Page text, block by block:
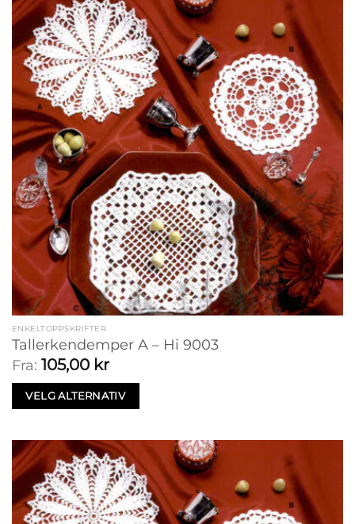
ENKELTOPPSKRIFTER
Tallerkendemper A – Hi 9003
Fra: 105,00 kr
VELG ALTERNATIV